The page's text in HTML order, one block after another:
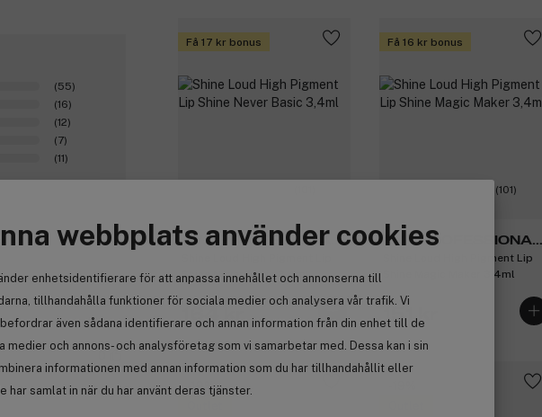
webbplats använder cookies
enhetsidentifierare för att anpassa innehållet och annonserna till
tillhandahålla funktioner för sociala medier och analysera vår trafik. Vi
även sådana identifierare och annan information från din enhet till de
medier och annons- och analysföretag som vi samarbetar med. Dessa kan i sin
informationen med annan information som du har tillhandahållit eller
har samlat in när du har använt deras tjänster.
Få 17 kr bonus
NYX PROFESSIONAL
Shine Never Basic 3,4ml
164 kr
Få 16 kr bonus
(101)
NYX PROFESSIONAL
Shine Loud High Pigment Lip
Shine Magic Maker 3,4ml
151 kr
-19%
(55)
(16)
(12)
(7)
(11)